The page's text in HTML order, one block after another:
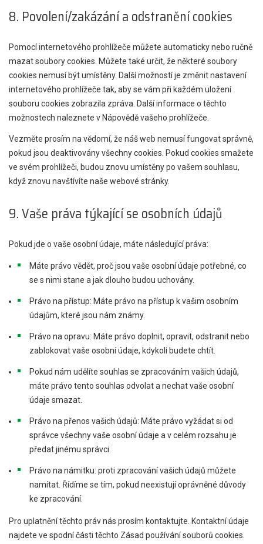
8. Povolení/zakázání a odstranění cookies
Pomocí internetového prohlížeče můžete automaticky nebo ručně
mazat soubory cookies. Můžete také určit, že některé soubory
cookies nemusí být umístěny. Další možností je změnit nastavení
internetového prohlížeče tak, aby se vám při každém uložení
souboru cookies zobrazila zpráva. Další informace o těchto
možnostech naleznete v Nápovědě vašeho prohlížeče.
Vezměte prosím na vědomí, že náš web nemusí fungovat správně,
pokud jsou deaktivovány všechny cookies. Pokud cookies smažete
ve svém prohlížeči, budou znovu umístěny po vašem souhlasu,
když znovu navštívíte naše webové stránky.
9. Vaše práva týkající se osobních údajů
Pokud jde o vaše osobní údaje, máte následující práva:
Máte právo vědět, proč jsou vaše osobní údaje potřebné, co
se s nimi stane a jak dlouho budou uchovány.
Právo na přístup: Máte právo na přístup k vašim osobním
údajům, které jsou nám známy.
Právo na opravu: Máte právo doplnit, opravit, odstranit nebo
zablokovat vaše osobní údaje, kdykoli budete chtít.
Pokud nám udělíte souhlas se zpracováním vašich údajů,
máte právo tento souhlas odvolat a nechat vaše osobní
údaje smazat.
Právo na přenos vašich údajů: Máte právo vyžádat si od
správce všechny vaše osobní údaje a v celém rozsahu je
předat jinému správci.
Právo na námitku: proti zpracování vašich údajů můžete
namítat. Řídíme se tím, pokud neexistují oprávněné důvody
ke zpracování.
Pro uplatnění těchto práv nás prosím kontaktujte. Kontaktní údaje
najdete ve spodní části těchto Zásad používání souborů cookies.